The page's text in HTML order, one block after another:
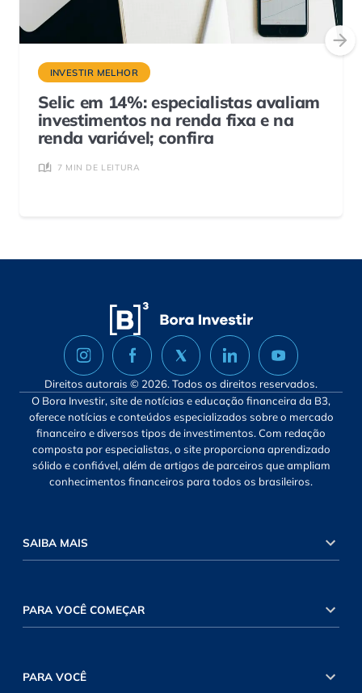
INVESTIR MELHOR
Selic em 14%: especialistas avaliam
investimentos na renda fixa e na
renda variável; confira
7 MIN DE LEITURA
Direitos autorais © 2026. Todos os direitos reservados.
O Bora Investir, site de notícias e educação financeira da B3,
oferece notícias e conteúdos especializados sobre o mercado
financeiro e diversos tipos de investimentos. Com redação
composta por especialistas, o site proporciona aprendizado
sólido e confiável, além de artigos de parceiros que ampliam
conhecimentos financeiros para todos os brasileiros.
SAIBA MAIS
PARA VOCÊ COMEÇAR
PARA VOCÊ